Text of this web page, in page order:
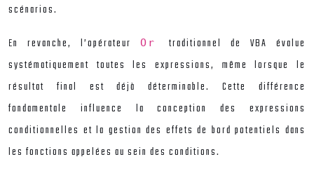
scénarios.
En revanche, l’opérateur
Ortraditionnel de VBA évalue
systématiquement toutes les expressions, même lorsque le
résultat final est déjà déterminable. Cette différence
fondamentale influence la conception des expressions
conditionnelles et la gestion des effets de bord potentiels dans
les fonctions appelées au sein des conditions.